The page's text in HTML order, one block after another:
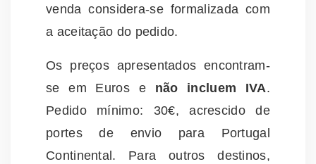
venda considera-se formalizada com
a aceitação do pedido.
Os preços apresentados encontram-
se em Euros e não incluem IVA.
Pedido mínimo: 30€, acrescido de
portes de envio para Portugal
Continental. Para outros destinos,